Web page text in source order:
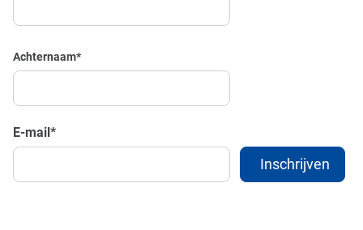
Achternaam*
E-mail*